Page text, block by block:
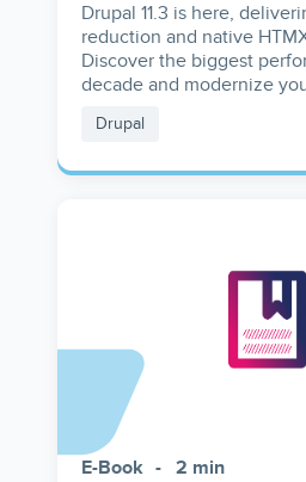
Drupal 11.3 is here,
reduction and native
Discover the biggest
decade and modernize
Drupal
E-Book 2 min